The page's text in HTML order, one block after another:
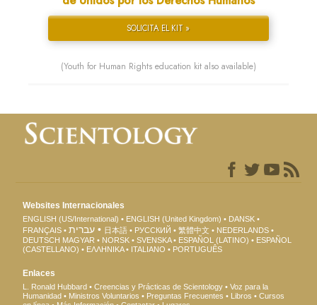
SOLICITA EL KIT »
(Youth for Human Rights education kit also available)
Websites Internacionales
ENGLISH (US/International) ENGLISH (United Kingdom)
DANSK
FRANÇAIS
עברית 日本語 РУССКИЙ 繁體中文
NEDERLANDS
DEUTSCH MAGYAR NORSK SVENSKA ESPAÑOL (LATINO)
ESPAÑOL
(CASTELLANO)
ΕΛΛΗΝΙΚA ITALIANO PORTUGUÊS
Enlaces
L. Ronald Hubbard Creencias y Prácticas de Scientology
Voz para la
Humanidad
Ministros Voluntarios Preguntas Frecuentes Libros
Cursos